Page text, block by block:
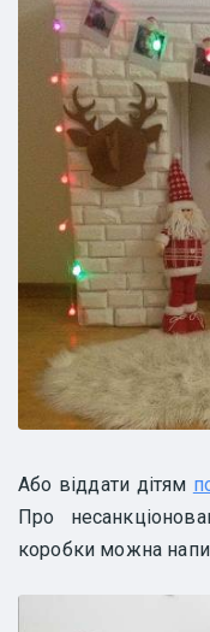
Або віддати дітям
Про
коробки можна